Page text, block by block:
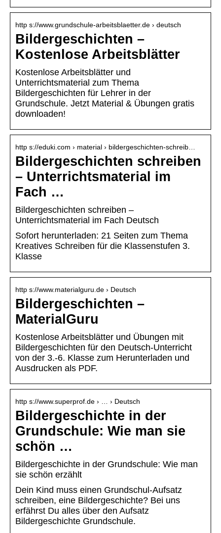
http s://www.grundschule-arbeitsblaetter.de › deutsch
Bildergeschichten –
Kostenlose Arbeitsblätter
Kostenlose Arbeitsblätter und
Unterrichtsmaterial zum Thema
Bildergeschichten für Lehrer in der
Grundschule. Jetzt Material & Übungen gratis
downloaden!
http s://eduki.com › material › bildergeschichten-schreib…
Bildergeschichten schreiben
– Unterrichtsmaterial im
Fach …
Bildergeschichten schreiben –
Unterrichtsmaterial im Fach Deutsch
Sofort herunterladen: 21 Seiten zum Thema
Kreatives Schreiben für die Klassenstufen 3.
Klasse
http s://www.materialguru.de › Deutsch
Bildergeschichten –
MaterialGuru
Kostenlose Arbeitsblätter und Übungen mit
Bildergeschichten für den Deutsch-Unterricht
von der 3.-6. Klasse zum Herunterladen und
Ausdrucken als PDF.
http s://www.superprof.de › … › Deutsch
Bildergeschichte in der
Grundschule: Wie man sie
schön …
Bildergeschichte in der Grundschule: Wie man
sie schön erzählt
Dein Kind muss einen Grundschul-Aufsatz
schreiben, eine Bildergeschichte? Bei uns
erfährst Du alles über den Aufsatz
Bildergeschichte Grundschule.